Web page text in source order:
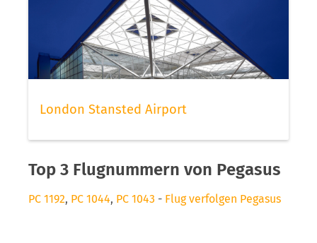
London Stansted Airport
Top 3 Flugnummern von Pegasus
PC 1192, PC 1044, PC 1043 - Flug verfolgen Pegasus